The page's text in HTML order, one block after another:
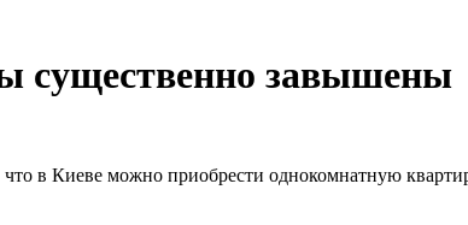
существенно завышены
в Киеве можно приобрести однокомнатную